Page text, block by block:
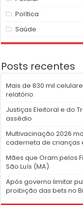
Política
Saúde
Posts recentes
Mais de 830 mil
relatório
Justiças Eleitoral e do
assédio
Multivacinação 2026
caderneta de crianças
Mães que Oram pelos
São Luís (MA)
Após governo limitar
proibição das bets no